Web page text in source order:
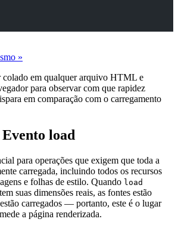
»
colado em qualquer arquivo HTML e
para observar com que rapidez
em comparação com o carregamento
load
para operações que exigem que toda a
carregada, incluindo todos os recursos
e folhas de estilo. Quando load
suas dimensões reais, as fontes estão
carregados — portanto, este é o lugar
a página renderizada.